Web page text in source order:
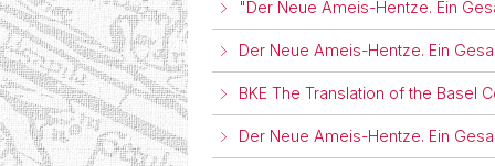
"Der Neue Ameis-Hentze. Ein
Der Neue Ameis-Hentze. Ein
BKE The Translation of the Basel
Der Neue Ameis-Hentze. Ein